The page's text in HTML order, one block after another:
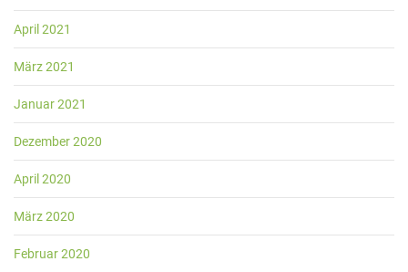
April 2021
März 2021
Januar 2021
Dezember 2020
April 2020
März 2020
Februar 2020